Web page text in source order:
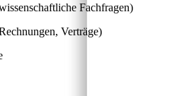
Fachfragen)
Verträge)